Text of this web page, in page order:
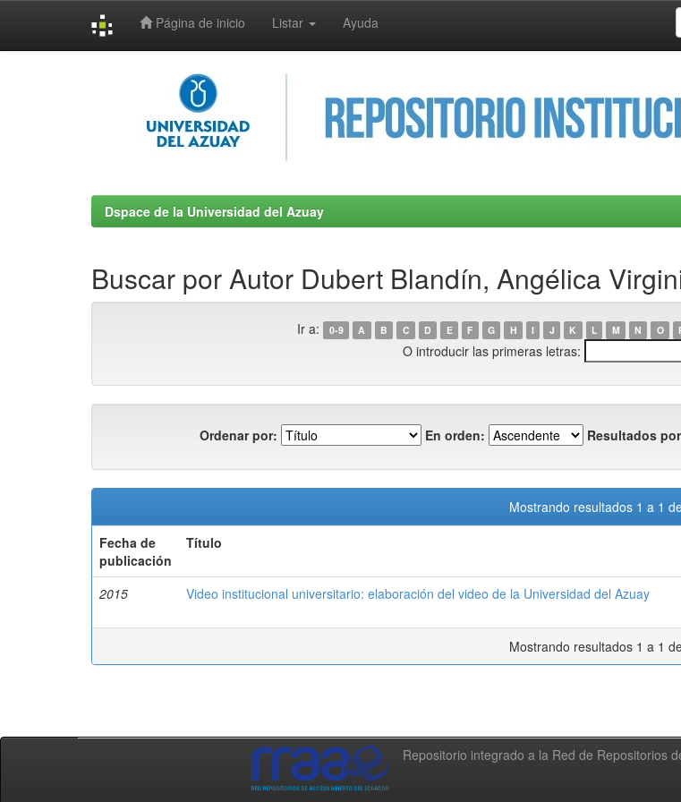
Página de inicio Listar Ayuda
Dspace de la Universidad del Azuay
Buscar por Autor Dubert Blandín, Angélica
Ir a: 0-9 A B C D E F G H I J K L M N O
O introducir las primeras letras:
Ordenar por: En orden: Resultados
Mostrando resultados 1 a 1
Fecha de
publicación
Título
2015 Video institucional universitario: elaboración del video de la Universidad del Azuay
Mostrando resultados 1 a 1
Repositorio integrado a la Red de Repositorios